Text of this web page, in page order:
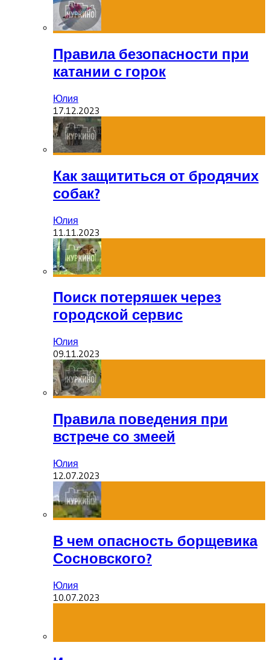
Правила безопасности при
катании с горок
Юлия
17.12.2023
Как защититься от бродячих
собак?
Юлия
11.11.2023
Поиск потеряшек через
городской сервис
Юлия
09.11.2023
Правила поведения при
встрече со змеей
Юлия
12.07.2023
В чем опасность борщевика
Сосновского?
Юлия
10.07.2023